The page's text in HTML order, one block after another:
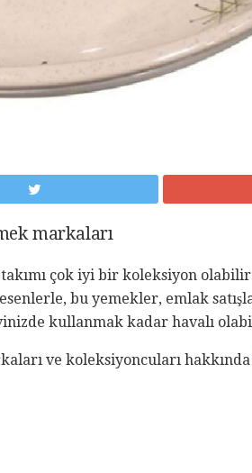
markaları
çok iyi bir koleksiyon
bu yemekler, emlak
kullanmak kadar havalı
ve koleksiyoncuları hakkında